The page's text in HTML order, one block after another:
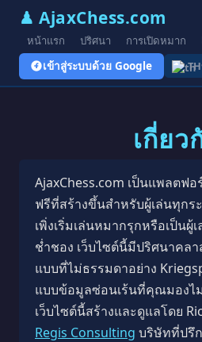
♟ AjaxChess.com
หน้าแรก ปริศนา การเปิดหมาก
เข้าสู่ระบบด้วย Google TH
เกี่ยว
AjaxChess.com เป็นแพลตฟ
ฟรีที่สร้างขึ้นสำหรับผู้เล่นทุก
เพิ่งเริ่มเล่นหมากรุกหรือเป็นผู้
ช่ำชอง เว็บไซต์นี้มีปริศนาคล
แบบที่ไม่ธรรมดาอย่าง
แบบข้อมูลซ่อนเร้นที่คุณมองไ
เว็บไซต์นี้สร้างและดูแลโดย
Regis Consulting บริษัทที่ปรึ